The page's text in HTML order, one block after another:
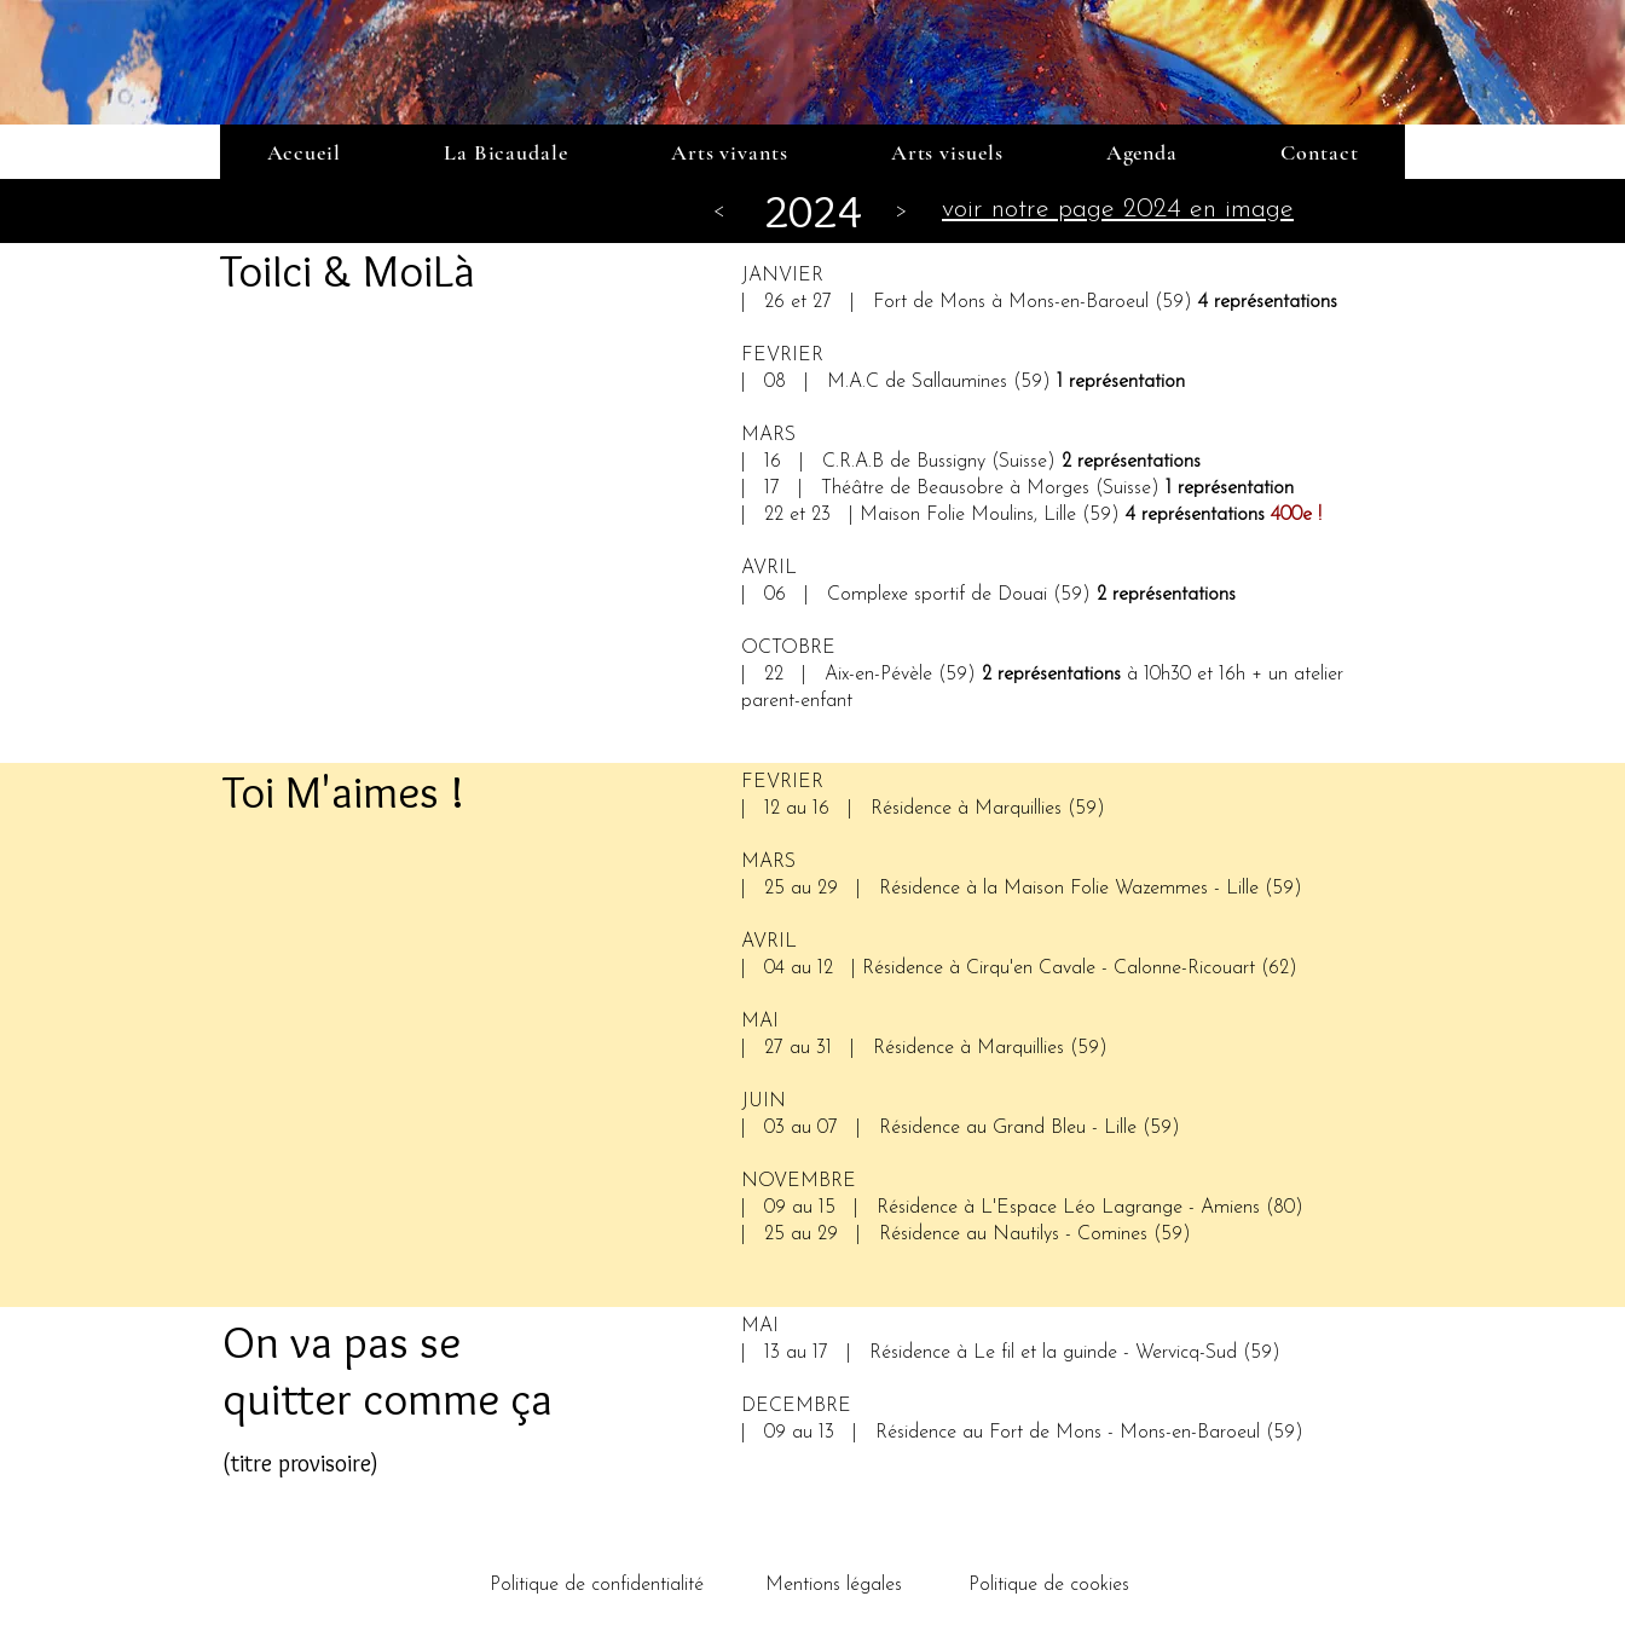
Accueil La Bicaudale Arts vivants Arts visuels Agenda Contact
< 2024 > voir notre page 2024 en image
ToiIci & MoiLà
JANVIER
| 26 et 27 | Fort de Mons à Mons-en-Baroeul (59)4 représentations
FEVRIER
| 08 | M.A.C de Sallaumines (59)
1 représentation
MARS
| 16 | C.R.A.B de Bussigny (Suisse) 2 représentations
| 17 | Théâtre de Beausobre à Morges (Suisse)
1 représentation
| 22 et 23 | Maison Folie Moulins, Lille (59)4 représentations400e !
AVRIL
| 06 | Complexe sportif de Douai (59) 2 représentations
OCTOBRE
| 22 | Aix-en-Pévèle (59) 2 représentations à 10h30 et 16h + un atelier
parent-enfant
Toi M'aimes !
FEVRIER
| 12 au 16 | Résidence à Marquillies (59)
MARS
| 25 au 29 | Résidence à la Maison Folie Wazemmes - Lille (59)
AVRIL
| 04 au 12 | Résidence à Cirqu'en Cavale - Calonne-Ricouart (62)
MAI
| 27 au 31 | Résidence à Marquillies (59)
JUIN
| 03 au 07 | Résidence au Grand Bleu - Lille (59)
NOVEMBRE
| 09 au 15 | Résidence à L'Espace Léo Lagrange - Amiens (80)
| 25 au 29 | Résidence au Nautilys - Comines (59)
On va pas se
quitter comme ça
(titre provisoire)
MAI
| 13 au 17 | Résidence à Le fil et la guinde - Wervicq-Sud (59)
DECEMBRE
| 09 au 13 | Résidence au Fort de Mons - Mons-en-Baroeul (59)
Politique de confidentialité Mentions légales Politique de cookies